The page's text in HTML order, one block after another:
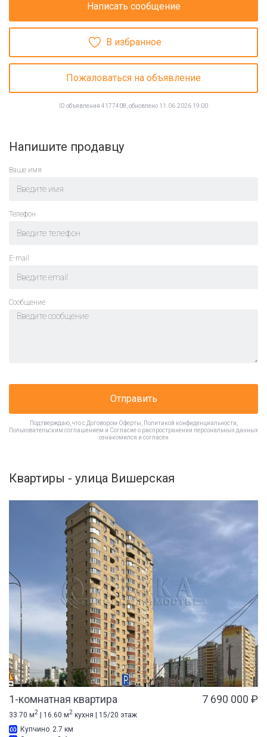
Написать сообщение
В избранное
Пожаловаться на объявление
ID объявления 4177408, обновлено 11.06.2026 19:00
Напишите продавцу
Ваше имя
Телефон
E-mail
Cообщение
Отправить
Подтверждаю, что с Договором Оферты Политикой конфиденциальности
Пользовательским соглашением и Согласие о распространении персональных данных
ознакомился и согласен
Квартиры - улица Вишерская
1-комнатная квартира 7 690 000 ₽
33.70 м2 | 16.60 м2 кухня | 15/20 этаж
Купчино 2.7 км